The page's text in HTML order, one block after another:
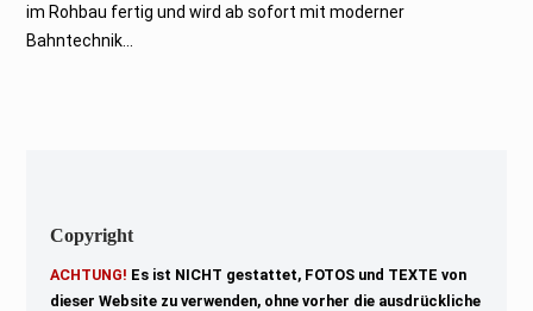
r
z
im Rohbau fertig und wird ab sofort mit moderner
Bahntechnik...
Copyright
ACHTUNG! Es ist NICHT gestattet, FOTOS und TEXTE von
dieser Website zu verwenden, ohne vorher die ausdrückliche